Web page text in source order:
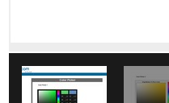
can